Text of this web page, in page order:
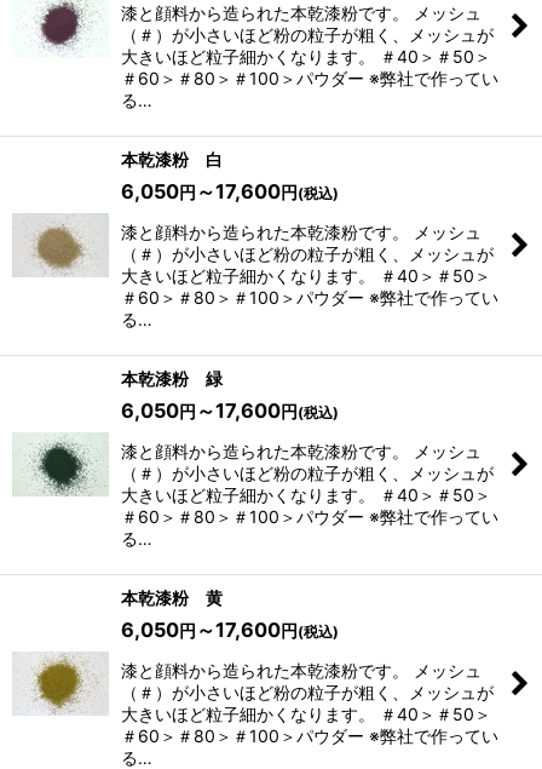
漆と顔料から造られた本乾漆粉です。 メッシュ
（＃）が小さいほど粉の粒子が粗く、メッシュが
大きいほど粒子細かくなります。 ＃40＞＃50＞
＃60＞＃80＞＃100＞パウダー ※弊社で作ってい
る…
本乾漆粉 白
6,050円 ～17,600円 (税込)
漆と顔料から造られた本乾漆粉です。 メッシュ
（＃）が小さいほど粉の粒子が粗く、メッシュが
大きいほど粒子細かくなります。 ＃40＞＃50＞
＃60＞＃80＞＃100＞パウダー ※弊社で作ってい
る…
本乾漆粉 緑
6,050円 ～17,600円 (税込)
漆と顔料から造られた本乾漆粉です。 メッシュ
（＃）が小さいほど粉の粒子が粗く、メッシュが
大きいほど粒子細かくなります。 ＃40＞＃50＞
＃60＞＃80＞＃100＞パウダー ※弊社で作ってい
る…
本乾漆粉 黄
6,050円 ～17,600円 (税込)
漆と顔料から造られた本乾漆粉です。 メッシュ
（＃）が小さいほど粉の粒子が粗く、メッシュが
大きいほど粒子細かくなります。 ＃40＞＃50＞
＃60＞＃80＞＃100＞パウダー ※弊社で作ってい
る…